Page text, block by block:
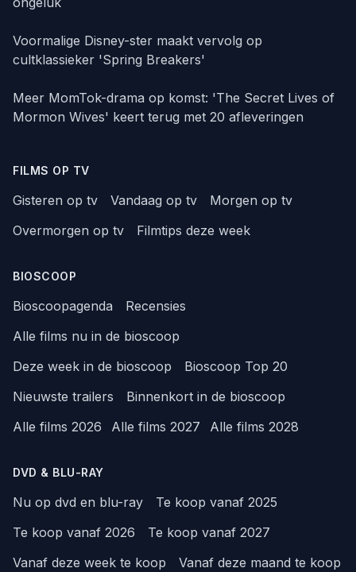
Voormalige Disney-ster maakt vervolg op
cultklassieker 'Spring Breakers'
Meer MomTok-drama op komst: 'The Secret Lives of
Mormon Wives' keert terug met 20 afleveringen
FILMS OP TV
Gisteren op tv Vandaag op tv
Morgen op tv
Overmorgen op tv
Filmtips deze week
BIOSCOOP
Bioscoopagenda
Recensies
Alle films nu in de bioscoop
Deze week in de bioscoop
Bioscoop Top 20
Nieuwste trailers
Binnenkort in de bioscoop
Alle films 2026
Alle films 2027 Alle films 2028
DVD & BLU-RAY
Nu op dvd en blu-ray
Te koop vanaf 2025
Te koop vanaf 2026
Te koop vanaf 2027
Vanaf deze week te koop
Vanaf deze maand te koop